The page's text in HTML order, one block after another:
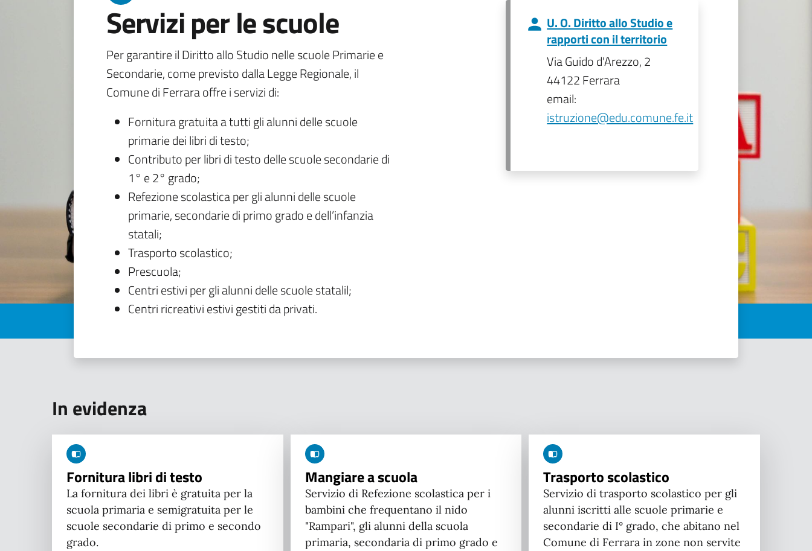
Servizi per le scuole
Per garantire il Diritto allo Studio nelle scuole Primarie e
Secondarie, come previsto dalla Legge Regionale, il
Comune di Ferrara offre i servizi di:
Fornitura gratuita a tutti gli alunni delle scuole
primarie dei libri di testo;
Contributo per libri di testo delle scuole secondarie di
1° e 2° grado;
Refezione scolastica per gli alunni delle scuole
primarie, secondarie di primo grado e dell’infanzia
statali;
Trasporto scolastico;
Prescuola;
Centri estivi per gli alunni delle scuole statalil;
Centri ricreativi estivi gestiti da privati.
U. O. Diritto allo Studio e
rapporti con il territorio
Via Guido d'Arezzo, 2
44122 Ferrara
email:
istruzione@edu.comune.fe.it
In evidenza
Fornitura libri di testo
La fornitura dei libri è gratuita per la
scuola primaria e semigratuita per le
scuole secondarie di primo e secondo
grado.
Mangiare a scuola
Servizio di Refezione scolastica per i
bambini che frequentano il nido
"Rampari", gli alunni della scuola
primaria, secondaria di primo grado e
Trasporto scolastico
Servizio di trasporto scolastico per gli
alunni iscritti alle scuole primarie e
secondarie di I° grado, che abitano nel
Comune di Ferrara in zone non servite